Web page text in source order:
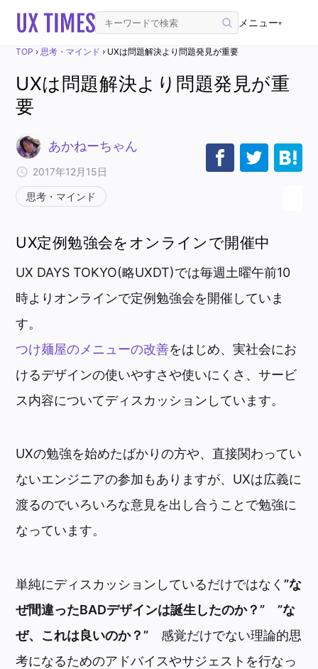
メニュー▾
TOP ›思考・マインド › UXは問題解決より問題発見が重要
UXは問題解決より問題発見が重
要
あかねーちゃん
2017年12月15日
思考・マインド
UX定例勉強会をオンラインで開催中
UX DAYS TOKYO(略UXDT)では毎週土曜午前10
時よりオンラインで定例勉強会を開催していま
す。
つけ麺屋のメニューの改善をはじめ、実社会にお
けるデザインの使いやすさや使いにくさ、サービ
ス内容についてディスカッションしています。
UXの勉強を始めたばかりの方や、直接関わってい
ないエンジニアの参加もありますが、UXは広義に
渡るのでいろいろな意見を出し合うことで勉強に
なっています。
単純にディスカッションしているだけではなく”な
ぜ間違ったBADデザインは誕生したのか？”
”な
ぜ、これは良いのか？” 感覚だけでない理論的思
考になるためのアドバイスやサジェストを行なっ